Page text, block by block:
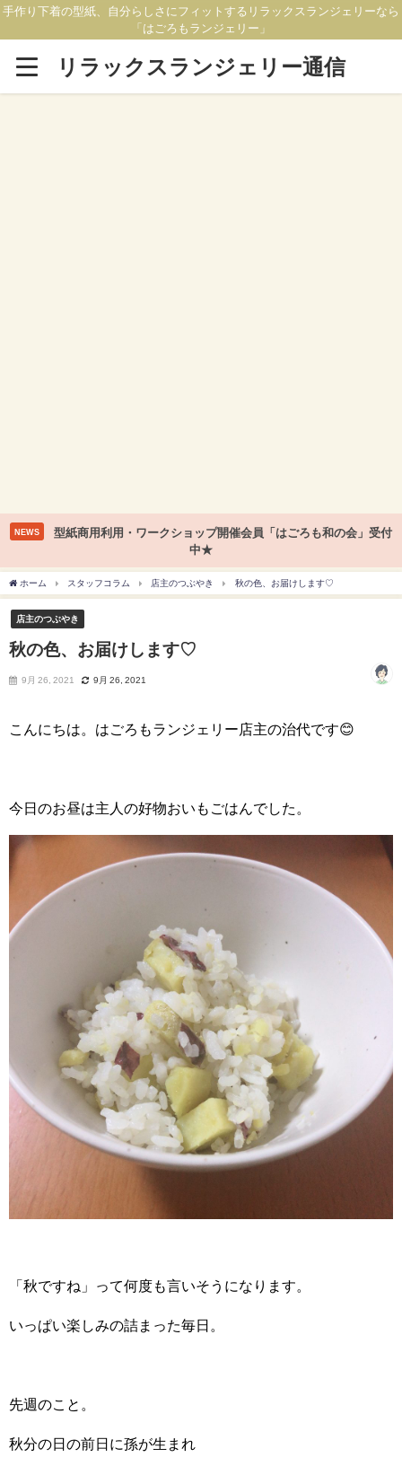
手作り下着の型紙、自分らしさにフィットするリラックスランジェリーなら
「はごろもランジェリー」
リラックスランジェリー通信
NEWS
型紙商用利用・ワークショップ開催会員「はごろも和の会」受付
中★
ホーム スタッフコラム 店主のつぶやき 秋の色、お届けします♡
店主のつぶやき
秋の色、お届けします♡
9月 26, 2021 9月 26, 2021
こんにちは。はごろもランジェリー店主の治代です😊
今日のお昼は主人の好物おいもごはんでした。
「秋ですね」って何度も言いそうになります。
いっぱい楽しみの詰まった毎日。
先週のこと。
秋分の日の前日に孫が生まれ